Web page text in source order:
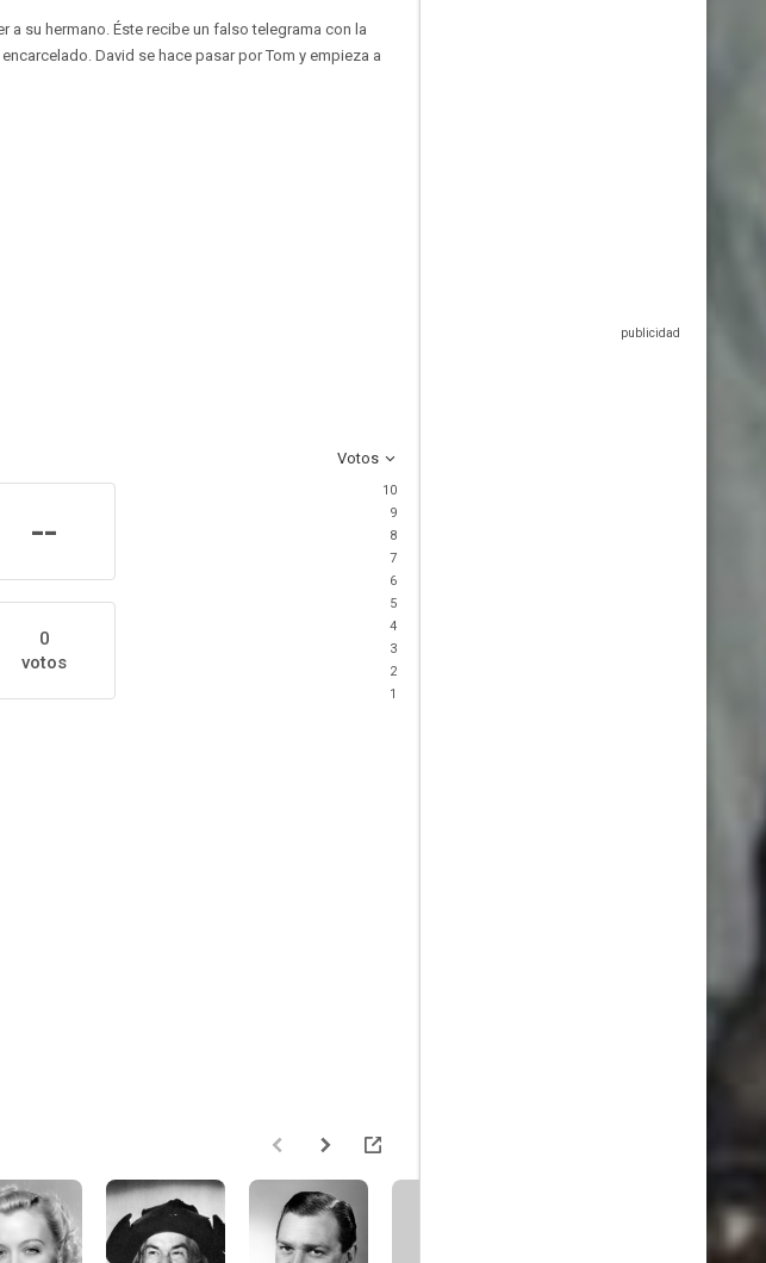
su hermano. Éste recibe un falso telegrama con la
David se hace pasar por Tom y empieza a
Votos
--
0
votos
10
9
8
7
6
5
4
3
2
1